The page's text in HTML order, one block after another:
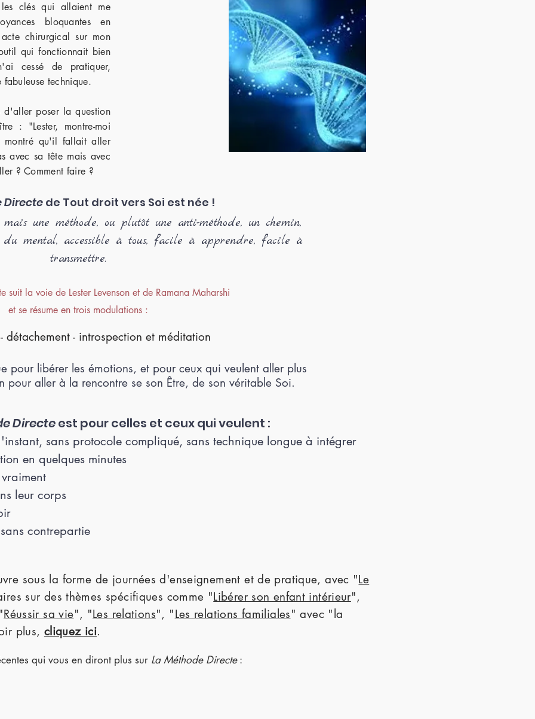
clés qui allaient me
bloquantes en
chirurgical sur mon
qui fonctionnait bien
cessé de pratiquer,
technique.
d'aller poser la question
: "Lester, montre-moi
qu'il fallait aller
sa tête mais avec
? Comment faire ?
Directede Tout droit vers Soi est née !
une méthode, ou plutôt une anti-méthode, un chemin,
mental, accessible à tous, facile à apprendre, facile à
transmettre.
suit la voie de Lester Levenson et de Ramana Maharshi
et se résume en trois modulations :
détachement - introspection et méditation
pour libérer les émotions, et pour ceux qui veulent aller plus
pour aller à la rencontre se son Être, de son véritable Soi.
Directeest pour celles et ceux qui veulent :
sans protocole compliqué, sans technique longue à intégrer
en quelques minutes
leur corps
contrepartie
sous la forme de journées d'enseignement et de pratique, avec "Le
sur des thèmes spécifiques comme "Libérer son enfant intérieur",
Réussir sa vie", "Les relations", "Les relations familiales" avec "la
plus, cliquez ici.
qui vous en diront plus sur La Méthode Directe: